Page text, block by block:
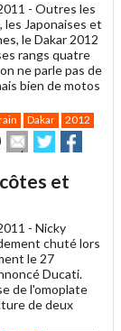
- Outres les
Japonaises et
le Dakar 2012
rangs quatre
ne parle pas de
bien de motos
Dakar
2012
Envoyer
cet
à
Partager
sur sur
et
- Nicky
chuté lors
le 27
Ducati.
de l'omoplate
de deux